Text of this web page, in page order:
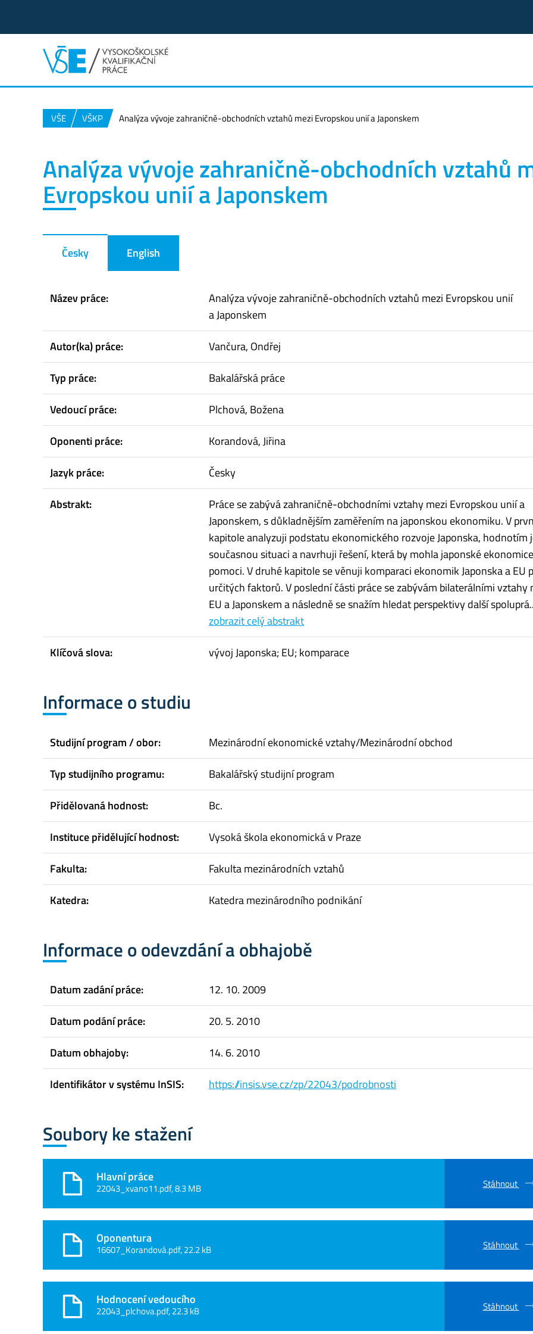
VŠE VŠKP Analýza vývoje zahraničně-obchodních vztahů mezi Evropskou unií a Japonskem
Analýza vývoje zahraničně-obchodních vztahů
Evropskou unií a Japonskem
Česky English
Název práce:
Analýza vývoje zahraničně-obchodních vztahů mezi Evropskou unií
a Japonskem
Autor(ka) práce:
Vančura, Ondřej
Typ práce:
Bakalářská práce
Vedoucí práce:
Plchová, Božena
Oponenti práce:
Korandová, Jiřina
Jazyk práce:
Česky
Abstrakt:
Práce se zabývá zahraničně-obchodními vztahy mezi Evropskou unií a
Japonskem, s důkladnějším zaměřením na japonskou ekonomiku. V
kapitole analyzuji podstatu ekonomického rozvoje Japonska, hodnotím
současnou situaci a navrhuji řešení, která by mohla japonské ekonomice
pomoci. V druhé kapitole se věnuji komparaci ekonomik Japonska a EU
určitých faktorů. V poslední části práce se zabývám bilaterálními vztahy
EU a Japonskem a následně se snažím hledat perspektivy další
zobrazit celý abstrakt
Klíčová slova:
vývoj Japonska; EU; komparace
Informace o studiu
Studijní program / obor:
Mezinárodní ekonomické vztahy/Mezinárodní obchod
Typ studijního programu:
Bakalářský studijní program
Přidělovaná hodnost:
Bc.
Instituce přidělující hodnost:
Vysoká škola ekonomická v Praze
Fakulta:
Fakulta mezinárodních vztahů
Katedra:
Katedra mezinárodního podnikání
Informace o odevzdání a obhajobě
Datum zadání práce:
12. 10. 2009
Datum podání práce:
20. 5. 2010
Datum obhajoby:
14. 6. 2010
Identifikátor v systému InSIS:
https://insis.vse.cz/zp/22043/podrobnosti
Soubory ke stažení
Hlavní práce
22043_xvano11.pdf, 8.3 MB Stáhnout
Oponentura
16607_Korandová.pdf, 22.2 kB Stáhnout
Hodnocení vedoucího
22043_plchova.pdf, 22.3 kB Stáhnout